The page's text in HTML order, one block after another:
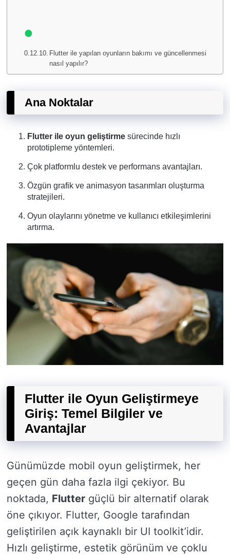
Flutter ile yapılan oyunların bakımı ve güncellenmesi
nasıl yapılır?
Ana Noktalar
Flutter ile oyun geliştirme sürecinde hızlı
prototipleme yöntemleri.
Çok platformlu destek ve performans avantajları.
Özgün grafik ve animasyon tasarımları oluşturma
stratejileri.
Oyun olaylarını yönetme ve kullanıcı etkileşimlerini
artırma.
Flutter ile Oyun Geliştirmeye
Giriş: Temel Bilgiler ve
Avantajlar
Günümüzde mobil oyun geliştirmek, her
geçen gün daha fazla ilgi çekiyor. Bu
noktada, Flutter güçlü bir alternatif olarak
öne çıkıyor. Flutter, Google tarafından
geliştirilen açık kaynaklı bir UI toolkit’idir.
Hızlı geliştirme, estetik görünüm ve çoklu